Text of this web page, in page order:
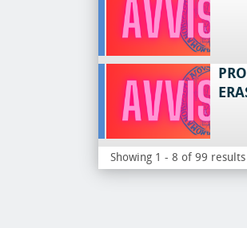
Showing 1 - 8 of 99 results